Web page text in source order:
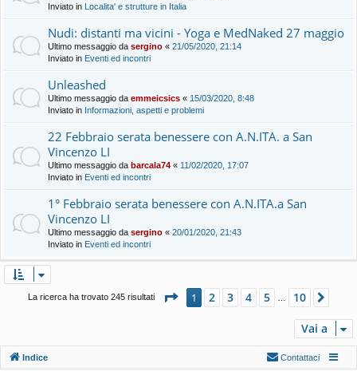
Inviato in Localita' e strutture in Italia
Nudi: distanti ma vicini - Yoga e MedNaked 27 maggio
Ultimo messaggio da sergino « 21/05/2020, 21:14
Inviato in Eventi ed incontri
Unleashed
Ultimo messaggio da emmeicsics « 15/03/2020, 8:48
Inviato in Informazioni, aspetti e problemi
22 Febbraio serata benessere con A.N.ITA. a San
Vincenzo LI
Ultimo messaggio da barcala74 « 11/02/2020, 17:07
Inviato in Eventi ed incontri
1° Febbraio serata benessere con A.N.ITA.a San
Vincenzo LI
Ultimo messaggio da sergino « 20/01/2020, 21:43
Inviato in Eventi ed incontri
La ricerca ha trovato 245 risultati Pagina di 10
1 2 3 4 5 10
Vai a
Indice Contattaci